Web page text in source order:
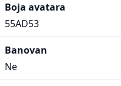
Boja avatara
55AD53
Banovan
Ne